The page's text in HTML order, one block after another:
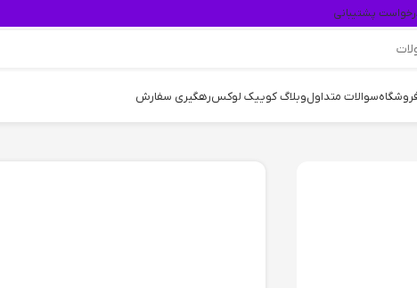
پشتیبانی
فروشگاهسوالات متداولوبلاگ کوییک لوکسرهگیری سفارش